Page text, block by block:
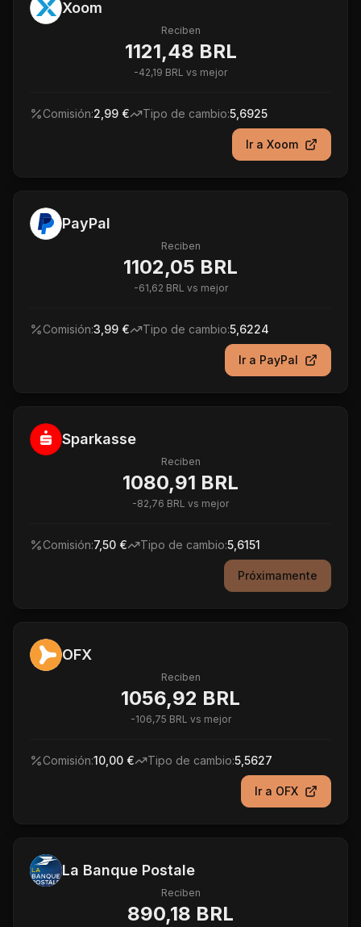
Xoom
Reciben
1121,48 BRL
-42,19 BRL vs mejor
Comisión:2,99 € Tipo de cambio:5,6925
Ir a Xoom
PayPal
Reciben
1102,05 BRL
-61,62 BRL vs mejor
Comisión:3,99 € Tipo de cambio:5,6224
Ir a PayPal
Sparkasse
Reciben
1080,91 BRL
-82,76 BRL vs mejor
Comisión:7,50 € Tipo de cambio:5,6151
Próximamente
OFX
Reciben
1056,92 BRL
-106,75 BRL vs mejor
Comisión:10,00 € Tipo de cambio:5,5627
Ir a OFX
La Banque Postale
Reciben
890,18 BRL